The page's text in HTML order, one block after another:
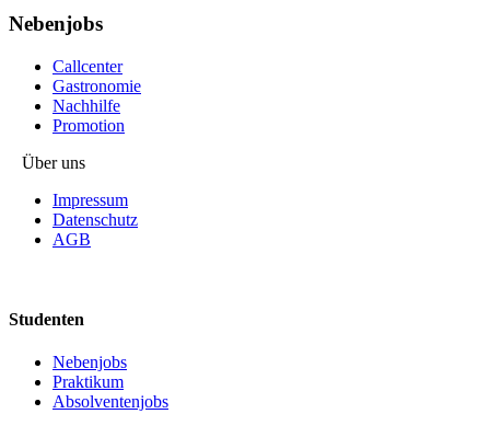
Nebenjobs
Callcenter
Gastronomie
Nachhilfe
Promotion
Über uns
Impressum
Datenschutz
AGB
Studenten
Nebenjobs
Praktikum
Absolventenjobs